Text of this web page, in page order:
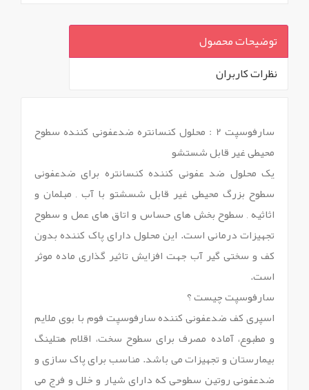
توضیحات محصول
نظرات کاربران
سارفوسپت 2 : محلول کنسانتره ضدعفونی کننده سطوح
محیطی غیر قابل شستشو
یک محلول ضد عفونی کننده کنسانتره برای ضدعفونی
سطوح بزرگ محیطی غیر قابل شسشتو با آب , مبلمان و
اثاثیه , سطوح بخش های حساس و اتاق های عمل و سطوح
تجهیزات درمانی است. این محلول دارای پاک کننده بدون
کف و سختی گیر آب جهت افزایش تاثیر گذاری ماده موثر
است.
سارفوسپت چیست ؟
اسپری کف ضدعفونی کننده سارفوسپت فوم با بوی ملایم
و مطبوع، آماده مصرف برای سطوح سخت، اقلام هتلینگ
بیمارستان و تجهیزات می باشد. مناسب برای پاک سازی و
ضدعفونی روتین سطوحی که دارای شیار و خلل و فرج می